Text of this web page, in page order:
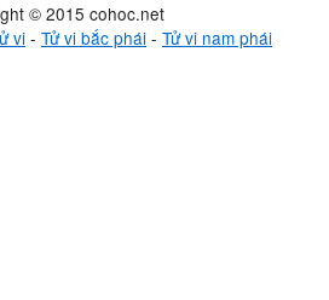
© 2015 cohoc.net
vi- Tử vi bắc phái- Tử vi nam phái